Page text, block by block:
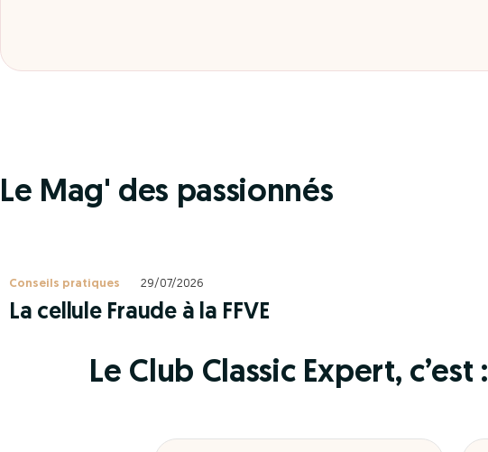
Le Mag' des passionnés
Conseils pratiques 29/07/2026
La cellule Fraude à la FFVE
Le Club Classic Expert, c’est :